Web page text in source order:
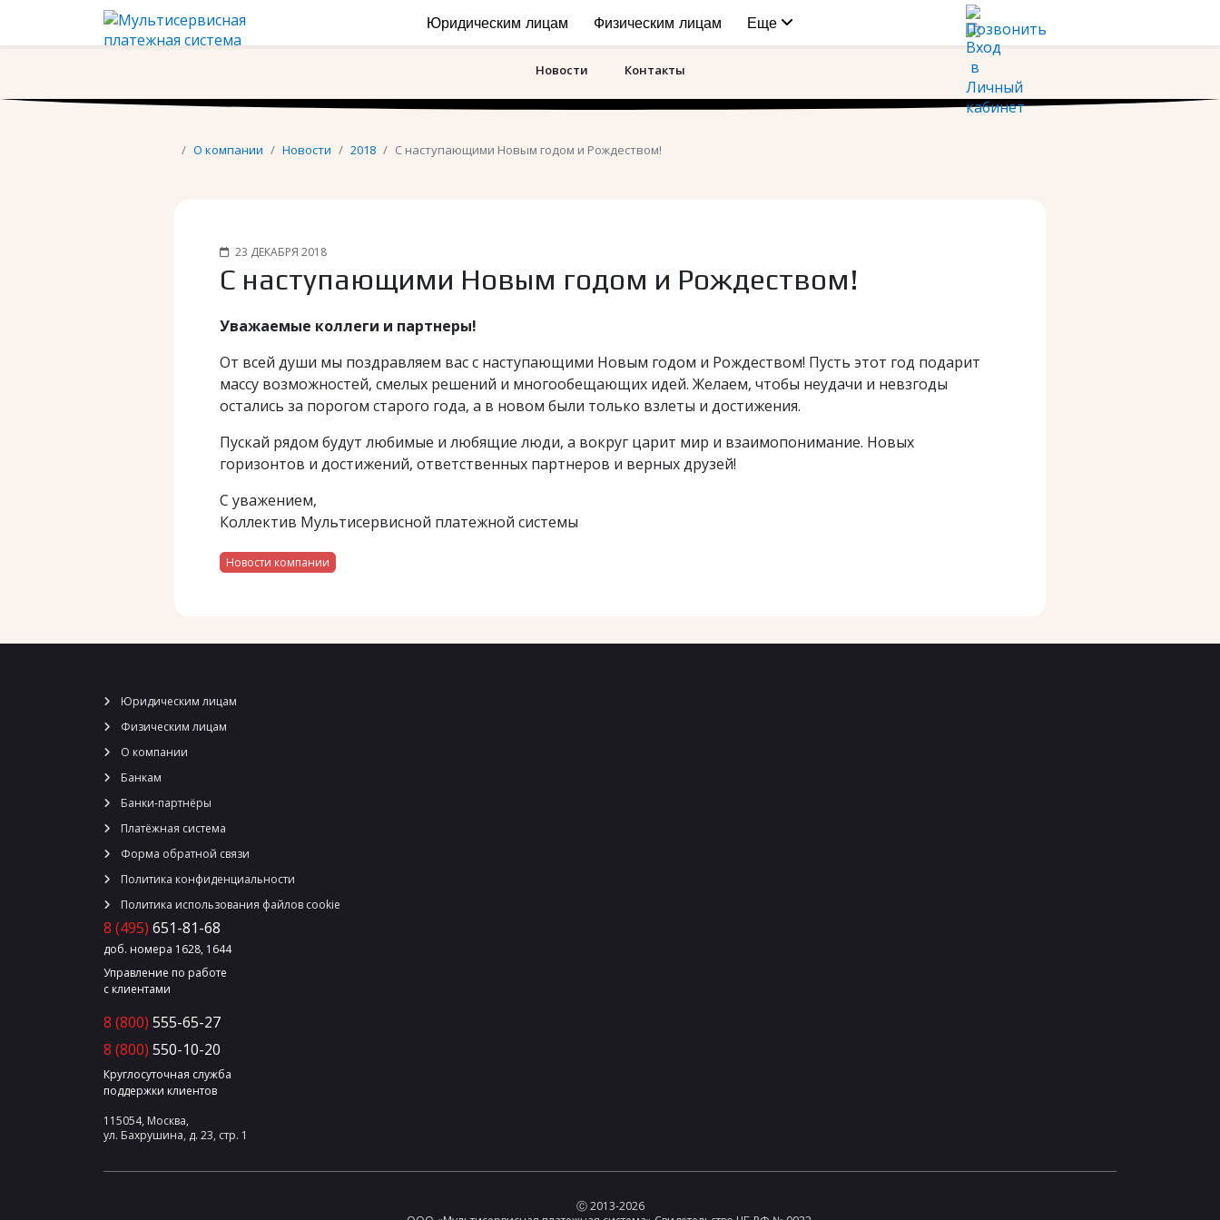
Юридическим лицам Физическим лицам Еще
Новости Контакты
О компании Новости 2018 C наступающими Новым годом и Рождеством!
23 ДЕКАБРЯ 2018
C наступающими Новым годом и Рождеством!
Уважаемые коллеги и партнеры!
От всей души мы поздравляем вас с наступающими Новым годом и Рождеством! Пусть этот год подарит
массу возможностей, смелых решений и многообещающих идей. Желаем, чтобы неудачи и невзгоды
остались за порогом старого года, а в новом были только взлеты и достижения.
Пускай рядом будут любимые и любящие люди, а вокруг царит мир и взаимопонимание. Новых
горизонтов и достижений, ответственных партнеров и верных друзей!
С уважением,
Коллектив Мультисервисной платежной системы
Новости компании
Юридическим лицам
Физическим лицам
О компании
Банкам
Банки-партнёры
Платёжная система
Форма обратной связи
Политика конфиденциальности
Политика использования файлов cookie
8 (495) 651-81-68
доб. номера 1628, 1644
Управление по работе
с клиентами
8 (800) 555-65-27
8 (800) 550-10-20
Круглосуточная служба
поддержки клиентов
115054, Москва,
ул. Бахрушина, д. 23, стр. 1
Ⓒ 2013-2026